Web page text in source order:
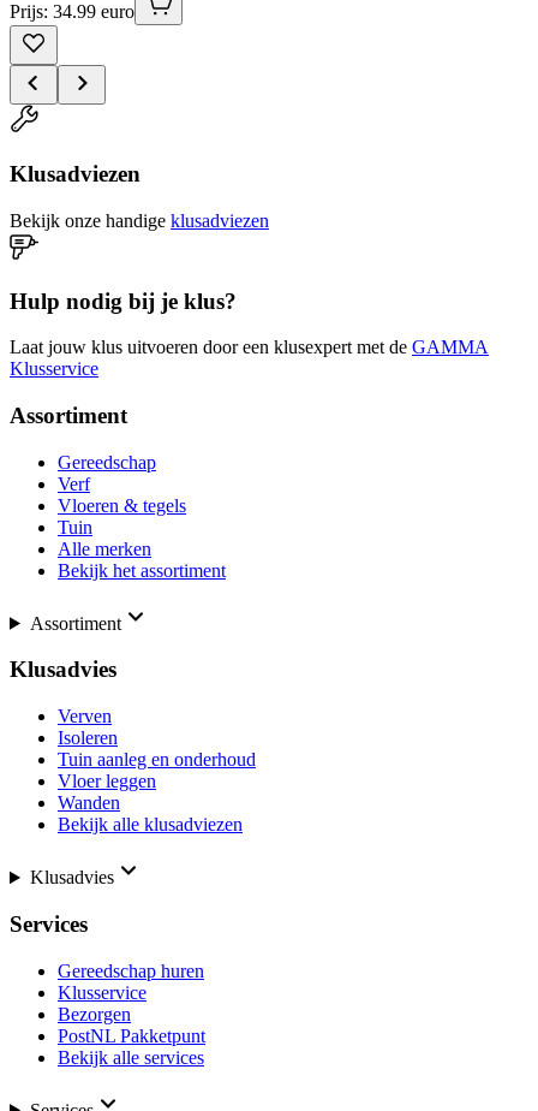
Prijs: 34.99 euro
Klusadviezen
Bekijk onze handige klusadviezen
Hulp nodig bij je klus?
Laat jouw klus uitvoeren door een klusexpert met de GAMMA
Klusservice
Assortiment
Gereedschap
Verf
Vloeren & tegels
Tuin
Alle merken
Bekijk het assortiment
Assortiment
Klusadvies
Verven
Isoleren
Tuin aanleg en onderhoud
Vloer leggen
Wanden
Bekijk alle klusadviezen
Klusadvies
Services
Gereedschap huren
Klusservice
Bezorgen
PostNL Pakketpunt
Bekijk alle services